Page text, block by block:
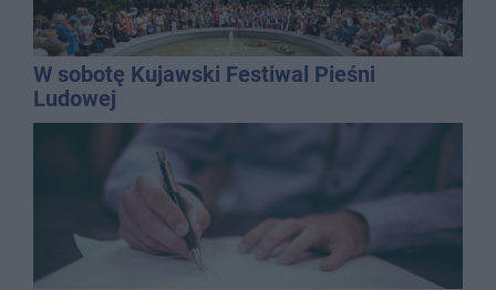
W sobotę Kujawski Festiwal Pieśni
Ludowej